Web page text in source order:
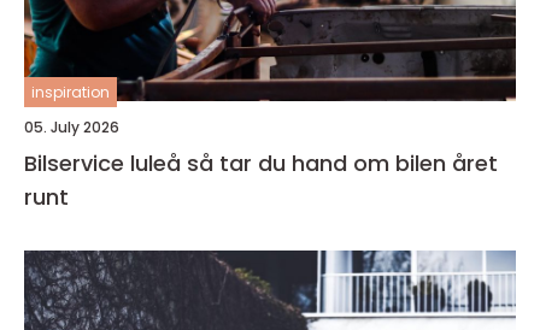
inspiration
05. July 2026
Bilservice luleå så tar du hand om bilen året
runt